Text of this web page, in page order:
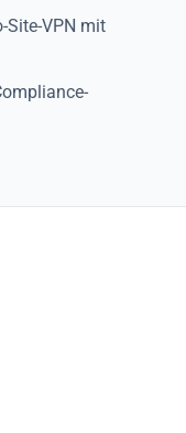
Site-VPN mit